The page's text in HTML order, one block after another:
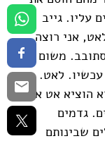
עליו. גייב
אני רוצה
משום
לאט.
הוציא אט אט
גדמים
שבינותם